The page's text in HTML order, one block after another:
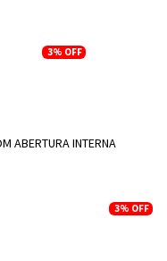
3% OFF
ABERTURA INTERNA
3% OFF